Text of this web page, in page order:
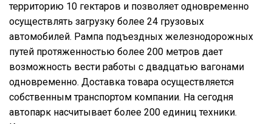
территорию 10 гектаров и позволяет одновременно
осуществлять загрузку более 24 грузовых
автомобилей. Рампа подъездных железнодорожных
путей протяженностью более 200 метров дает
возможность вести работы с двадцатью вагонами
одновременно. Доставка товара осуществляется
собственным транспортом компании. На сегодня
автопарк насчитывает более 200 единиц техники.